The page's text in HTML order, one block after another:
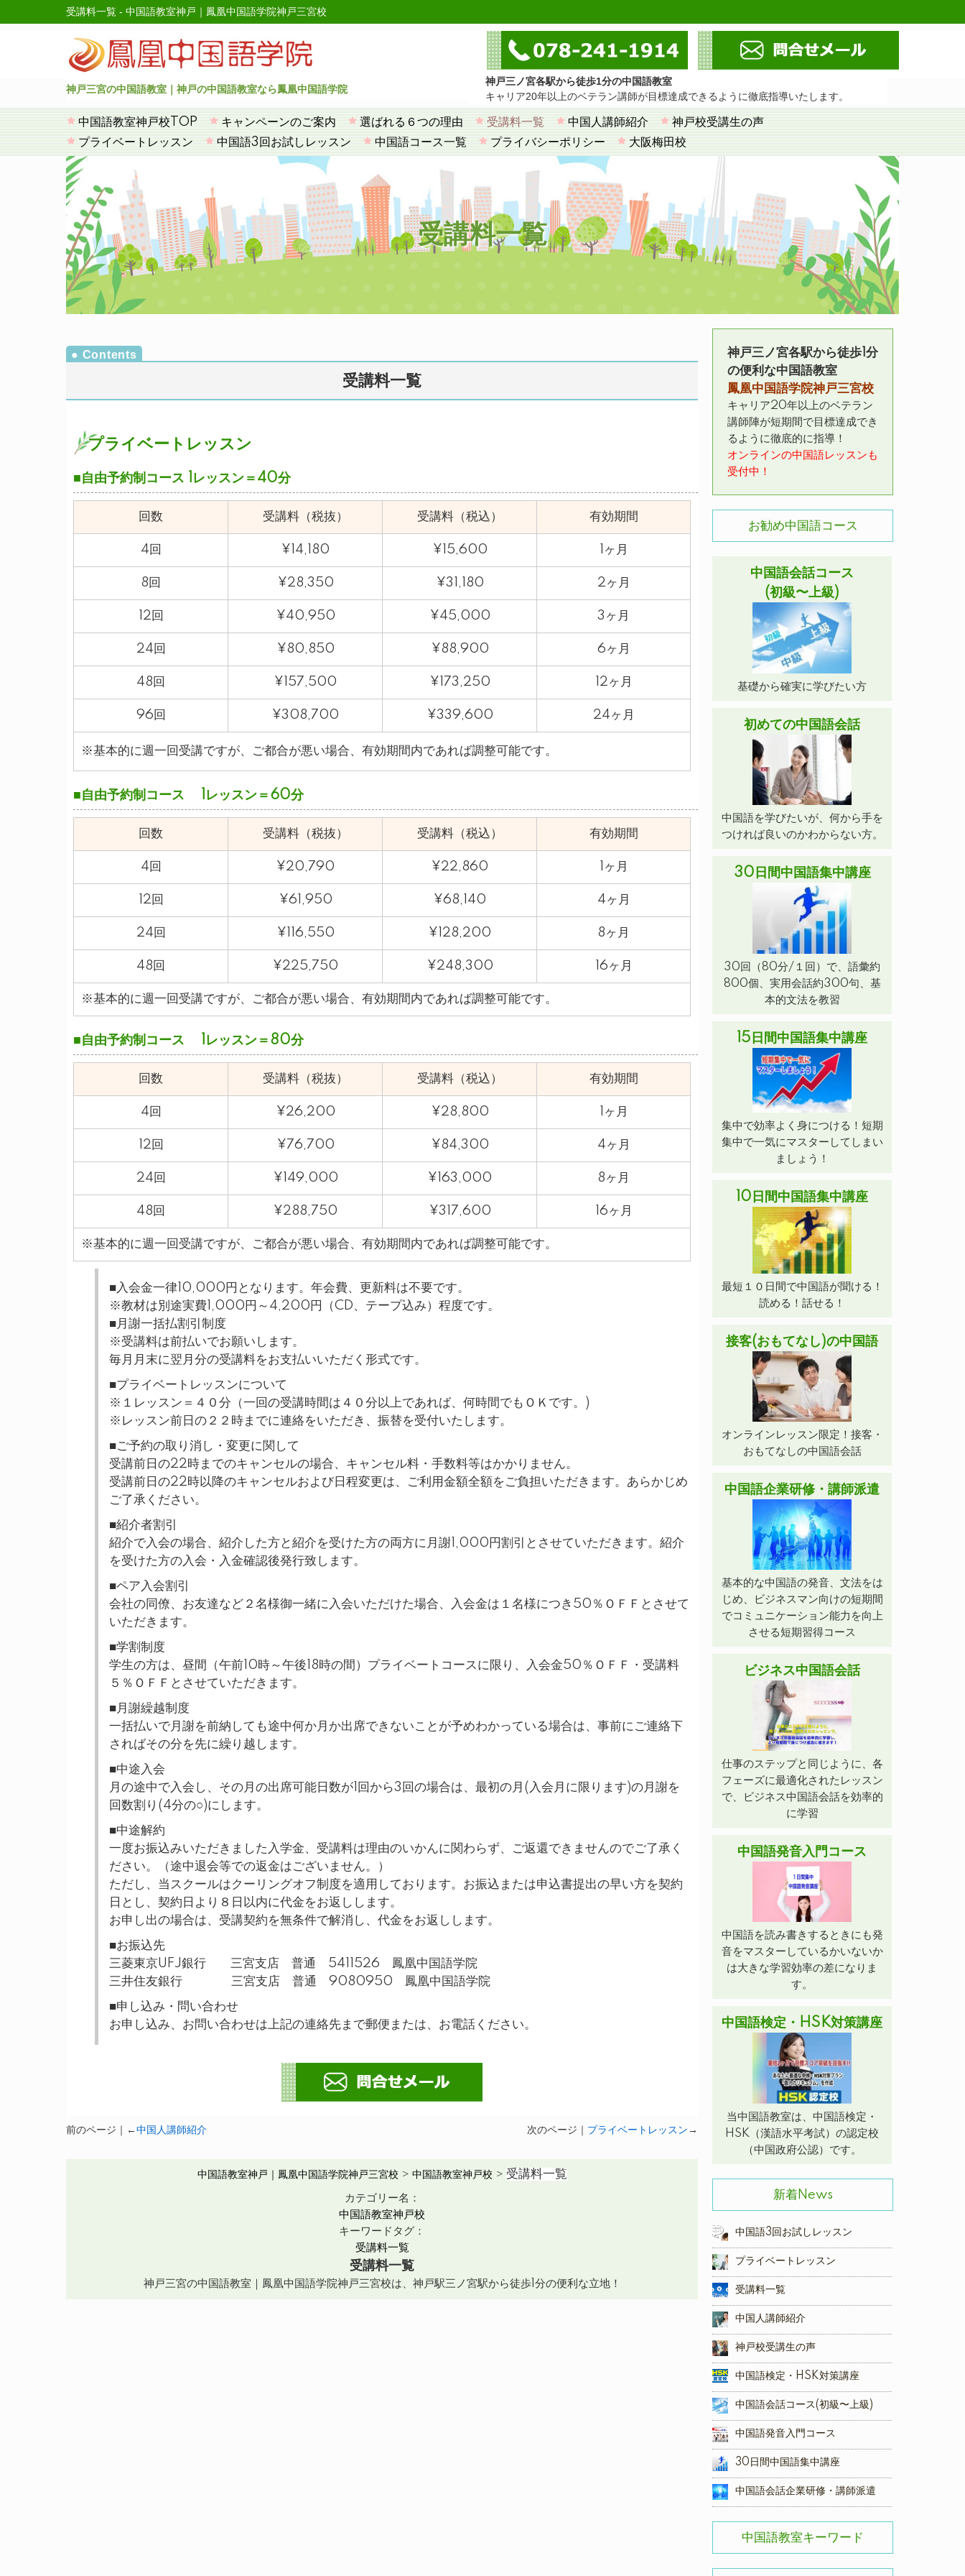
受講料一覧 - 中国語教室神戸｜鳳凰中国語学院神戸三宮校
神戸三宮の中国語教室｜神戸の中国語教室なら鳳凰中国語学院
神戸三ノ宮各駅から徒歩1分の中国語教室
キャリア20年以上のベテラン講師が目標達成できるように徹底指導いたします。
中国語教室神戸校TOP キャンペーンのご案内 選ばれる６つの理由 受講料一覧 中国人講師紹介
神戸校受講生の声
プライベートレッスン
中国語3回お試しレッスン 中国語コース一覧 プライバシーポリシー 大阪梅田校
受講料一覧
受講料一覧
プライベートレッスン
■自由予約制コース 1レッスン＝40分
回数 受講料（税抜） 受講料（税込） 有効期間
4回 ¥14,180 ¥15,600 1ヶ月
8回 ¥28,350 ¥31,180 2ヶ月
12回 ¥40,950 ¥45,000 3ヶ月
24回 ¥80,850 ¥88,900 6ヶ月
48回 ¥157,500 ¥173,250 12ヶ月
96回 ¥308,700 ¥339,600 24ヶ月
※基本的に週一回受講ですが、ご都合が悪い場合、有効期間内であれば調整可能です。
■自由予約制コース 1レッスン＝60分
回数 受講料（税抜） 受講料（税込） 有効期間
4回 ¥20,790 ¥22,860 1ヶ月
12回 ¥61,950 ¥68,140 4ヶ月
24回 ¥116,550 ¥128,200 8ヶ月
48回 ¥225,750 ¥248,300 16ヶ月
※基本的に週一回受講ですが、ご都合が悪い場合、有効期間内であれば調整可能です。
■自由予約制コース 1レッスン＝80分
回数 受講料（税抜） 受講料（税込） 有効期間
4回 ¥26,200 ¥28,800 1ヶ月
12回 ¥76,700 ¥84,300 4ヶ月
24回 ¥149,000 ¥163,000 8ヶ月
48回 ¥288,750 ¥317,600 16ヶ月
※基本的に週一回受講ですが、ご都合が悪い場合、有効期間内であれば調整可能です。
■入会金一律10,000円となります。年会費、更新料は不要です。
※教材は別途実費1,000円～4,200円（CD、テープ込み）程度です。
■月謝一括払割引制度
※受講料は前払いでお願いします。
毎月月末に翌月分の受講料をお支払いいただく形式です。
■プライベートレッスンについて
※１レッスン＝４０分（一回の受講時間は４０分以上であれば、何時間でもＯＫです。)
※レッスン前日の２２時までに連絡をいただき、振替を受付いたします。
■ご予約の取り消し・変更に関して
受講前日の22時までのキャンセルの場合、キャンセル料・手数料等はかかりません。
受講前日の22時以降のキャンセルおよび日程変更は、ご利用金額全額をご負担いただきます。あらかじめ
ご了承ください。
■紹介者割引
紹介で入会の場合、紹介した方と紹介を受けた方の両方に月謝1,000円割引とさせていただきます。紹介
を受けた方の入会・入金確認後発行致します。
■ペア入会割引
会社の同僚、お友達など２名様御一緒に入会いただけた場合、入会金は１名様につき50％ＯＦＦとさせて
いただきます。
■学割制度
学生の方は、昼間（午前10時～午後18時の間）プライベートコースに限り、入会金50％ＯＦＦ・受講料
５％ＯＦＦとさせていただきます。
■月謝繰越制度
一括払いで月謝を前納しても途中何か月か出席できないことが予めわかっている場合は、事前にご連絡下
さればその分を先に繰り越します。
■中途入会
月の途中で入会し、その月の出席可能日数が1回から3回の場合は、最初の月(入会月に限ります)の月謝を
回数割り(4分の○)にします。
■中途解約
一度お振込みいただきました入学金、受講料は理由のいかんに関わらず、ご返還できませんのでご了承く
ださい。（途中退会等での返金はございません。）
ただし、当スクールはクーリングオフ制度を適用しております。お振込または申込書提出の早い方を契約
日とし、契約日より８日以内に代金をお返しします。
お申し出の場合は、受講契約を無条件で解消し、代金をお返しします。
■お振込先
三菱東京UFJ銀行 三宮支店 普通 5411526 鳳凰中国語学院
三井住友銀行 三宮支店 普通 9080950 鳳凰中国語学院
■申し込み・問い合わせ
お申し込み、お問い合わせは上記の連絡先まで郵便または、お電話ください。
前のページ｜←中国人講師紹介 次のページ｜ プライベートレッスン→
中国語教室神戸｜鳳凰中国語学院神戸三宮校 > 中国語教室神戸校 > 受講料一覧
カテゴリー名：
中国語教室神戸校
キーワードタグ：
受講料一覧
受講料一覧
神戸三宮の中国語教室｜鳳凰中国語学院神戸三宮校は、神戸駅三ノ宮駅から徒歩1分の便利な立地！
神戸三ノ宮各駅から徒歩1分
の便利な中国語教室
鳳凰中国語学院神戸三宮校
キャリア20年以上のベテラン
講師陣が短期間で目標達成でき
るように徹底的に指導！
オンラインの中国語レッスンも
受付中！
お勧め中国語コース
中国語会話コース
(初級〜上級)
基礎から確実に学びたい方
初めての中国語会話
中国語を学びたいが、何から手を
つければ良いのかわからない方。
30日間中国語集中講座
30回（80分/１回）で、語彙約
800個、実用会話約300句、基
本的文法を教習
15日間中国語集中講座
集中で効率よく身につける！短期
集中で一気にマスターしてしまい
ましょう！
10日間中国語集中講座
最短１０日間で中国語が聞ける！
読める！話せる！
接客(おもてなし)の中国語
オンラインレッスン限定！接客・
おもてなしの中国語会話
中国語企業研修・講師派遣
基本的な中国語の発音、文法をは
じめ、ビジネスマン向けの短期間
でコミュニケーション能力を向上
させる短期習得コース
ビジネス中国語会話
仕事のステップと同じように、各
フェーズに最適化されたレッスン
で、ビジネス中国語会話を効率的
に学習
中国語発音入門コース
中国語を読み書きするときにも発
音をマスターしているかいないか
は大きな学習効率の差になりま
す。
中国語検定・HSK対策講座
当中国語教室は、中国語検定・
HSK（漢語水平考試）の認定校
（中国政府公認）です。
新着News
中国語3回お試しレッスン
プライベートレッスン
受講料一覧
中国人講師紹介
神戸校受講生の声
中国語検定・HSK対策講座
中国語会話コース(初級〜上級)
中国語発音入門コース
30日間中国語集中講座
中国語会話企業研修・講師派遣
中国語教室キーワード